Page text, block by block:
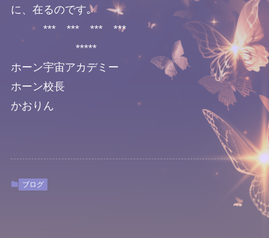
に、在るのです｡
*** *** *** ***
*****
ホーン宇宙アカデミー
ホーン校長
かおりん
ブログ